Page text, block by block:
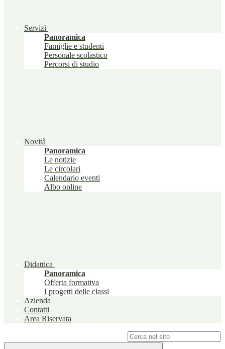
Servizi
Panoramica
Famiglie e studenti
Personale scolastico
Percorsi di studio
Novità
Panoramica
Le notizie
Le circolari
Calendario eventi
Albo online
Didattica
Panoramica
Offerta formativa
I progetti delle classi
Azienda
Contatti
Area Riservata